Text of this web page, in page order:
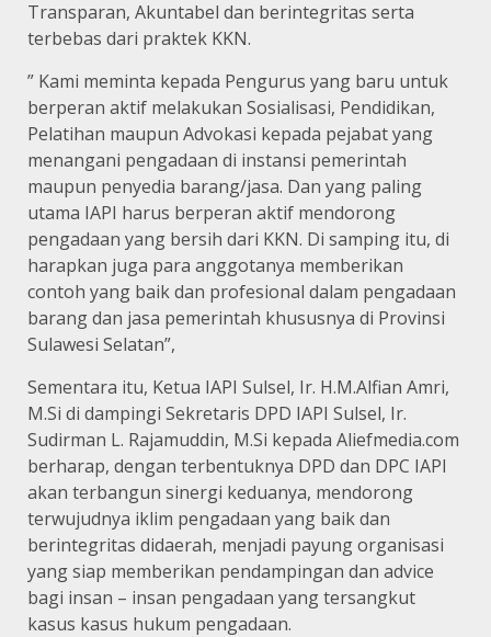
Transparan, Akuntabel dan berintegritas serta
terbebas dari praktek KKN.
” Kami meminta kepada Pengurus yang baru untuk
berperan aktif melakukan Sosialisasi, Pendidikan,
Pelatihan maupun Advokasi kepada pejabat yang
menangani pengadaan di instansi pemerintah
maupun penyedia barang/jasa. Dan yang paling
utama IAPI harus berperan aktif mendorong
pengadaan yang bersih dari KKN. Di samping itu, di
harapkan juga para anggotanya memberikan
contoh yang baik dan profesional dalam pengadaan
barang dan jasa pemerintah khususnya di Provinsi
Sulawesi Selatan”,
Sementara itu, Ketua IAPI Sulsel, Ir. H.M.Alfian Amri,
M.Si di dampingi Sekretaris DPD IAPI Sulsel, Ir.
Sudirman L. Rajamuddin, M.Si kepada Aliefmedia.com
berharap, dengan terbentuknya DPD dan DPC IAPI
akan terbangun sinergi keduanya, mendorong
terwujudnya iklim pengadaan yang baik dan
berintegritas didaerah, menjadi payung organisasi
yang siap memberikan pendampingan dan advice
bagi insan – insan pengadaan yang tersangkut
kasus kasus hukum pengadaan.